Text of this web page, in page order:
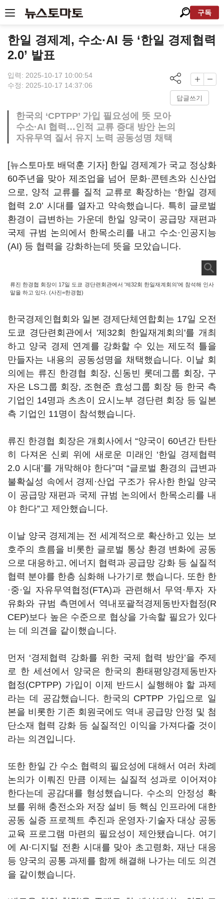
구독
한일 경제계, 수소·AI 등 ‘한일 경제협력
2.0’ 발표
입력: 2025-10-17 10:00:54
수정: 2025-10-17 14:37:06
답글쓰기
한국의 ‘CPTPP’ 가입 필요성에 뜻 모아
수소·AI 협력…인적 교류 증대 방안 논의
자유무역 질서 유지 노력 공동성명 채택
[뉴스토마토 배덕훈 기자] 한일 경제계가 국교 정상화
60주년을 맞아 제조업을 넘어 문화·콘텐츠와 신산업
으로, 양적 교류를 질적 교류로 확장하는 ‘한일 경제
협력 2.0’ 시대를 열자고 약속했습니다. 특히 글로벌
환경이 급변하는 가운데 한일 양국이 공급망 재편과
국제 규범 논의에서 한목소리를 내고 수소·인공지능
(AI) 등 협력을 강화하는데 뜻을 모았습니다.
류진 한경협 회장이 17일 도쿄 경단련회관에서 '제32회 한일재계회의'에 참석해 인사
말을 하고 있다. (사진=한경협)
한국경제인협회와 일본 경제단체연합회는 17일 오전
도쿄 경단련회관에서 '제 32회 한일재계회의'를 개최
하고 양국 경제 연계를 강화할 수 있는 제도적 틀을
만들자는 내용의 공동성명을 채택했습니다. 이날 회
의에는 류진 한경협 회장, 신동빈 롯데그룹 회장, 구
자은 LS그룹 회장, 조현준 효성그룹 회장 등 한국 측
기업인 14명과 츠츠이 요시노부 경단련 회장 등 일본
측 기업인 11명이 참석했습니다.
류진 한경협 회장은 개회사에서“양국이 60년간 탄탄
히 다져온 신뢰 위에 새로운 미래인 ‘한일 경제협력
2.0 시대 ’를 개막해야 한다”며“글로벌 환경의 급변과
불확실성 속에서 경제·산업 구조가 유사한 한일 양국
이 공급망 재편과 국제 규범 논의에서 한목소리를 내
야 한다”고 제안했습니다.
이날 양국 경제계는 전 세계적으로 확산하고 있는 보
호주의 흐름을 비롯한 글로벌 통상 환경 변화에 공동
으로 대응하고, 에너지 협력과 공급망 강화 등 실질적
협력 분야를 한층 심화해 나가기로 했습니다. 또한 한
·중·일 자유무역협정(FTA)과 관련해서 무역·투자 자
유화와 규범 측면에서 역내포괄적경제동반자협정(R
CEP)보다 높은 수준으로 협상을 가속할 필요가 있다
는 데 의견을 같이했습니다.
먼저 ‘경제협력 강화를 위한 국제 협력 방안’을 주제
로 한 세션에서 양국은 한국의 환태평양경제동반자
협정(CPTPP) 가입이 이제 반드시 실행해야 할 과제
라는 데 공감했습니다. 한국의 CPTPP 가입으로 일
본을 비롯한 기존 회원국에도 역내 공급망 안정 및 첨
단소재 협력 강화 등 실질적인 이익을 가져다줄 것이
라는 의견입니다.
또한 한일 간 수소 협력의 필요성에 대해서 여러 차례
논의가 이뤄진 만큼 이제는 실질적 성과로 이어져야
한다는데 공감대를 형성했습니다. 수소의 안정성 확
보를 위해 충전소와 저장 설비 등 핵심 인프라에 대한
공동 실증 프로젝트 추진과 운영자·기술자 대상 공동
교육 프로그램 마련의 필요성이 제안됐습니다. 여기
에 AI·디지털 전환 시대를 맞아 초고령화,재난 대응
등 양국의 공통 과제를 함께 해결해 나가는 데도 의견
을 같이했습니다.